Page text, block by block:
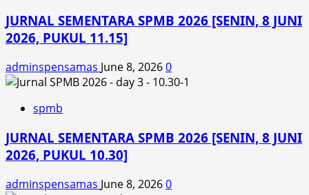
JURNAL SEMENTARA SPMB 2026 [SENIN, 8 JUNI
2026, PUKUL 11.15]
adminspensamas June 8, 20260
spmb
JURNAL SEMENTARA SPMB 2026 [SENIN, 8 JUNI
2026, PUKUL 10.30]
adminspensamas June 8, 20260